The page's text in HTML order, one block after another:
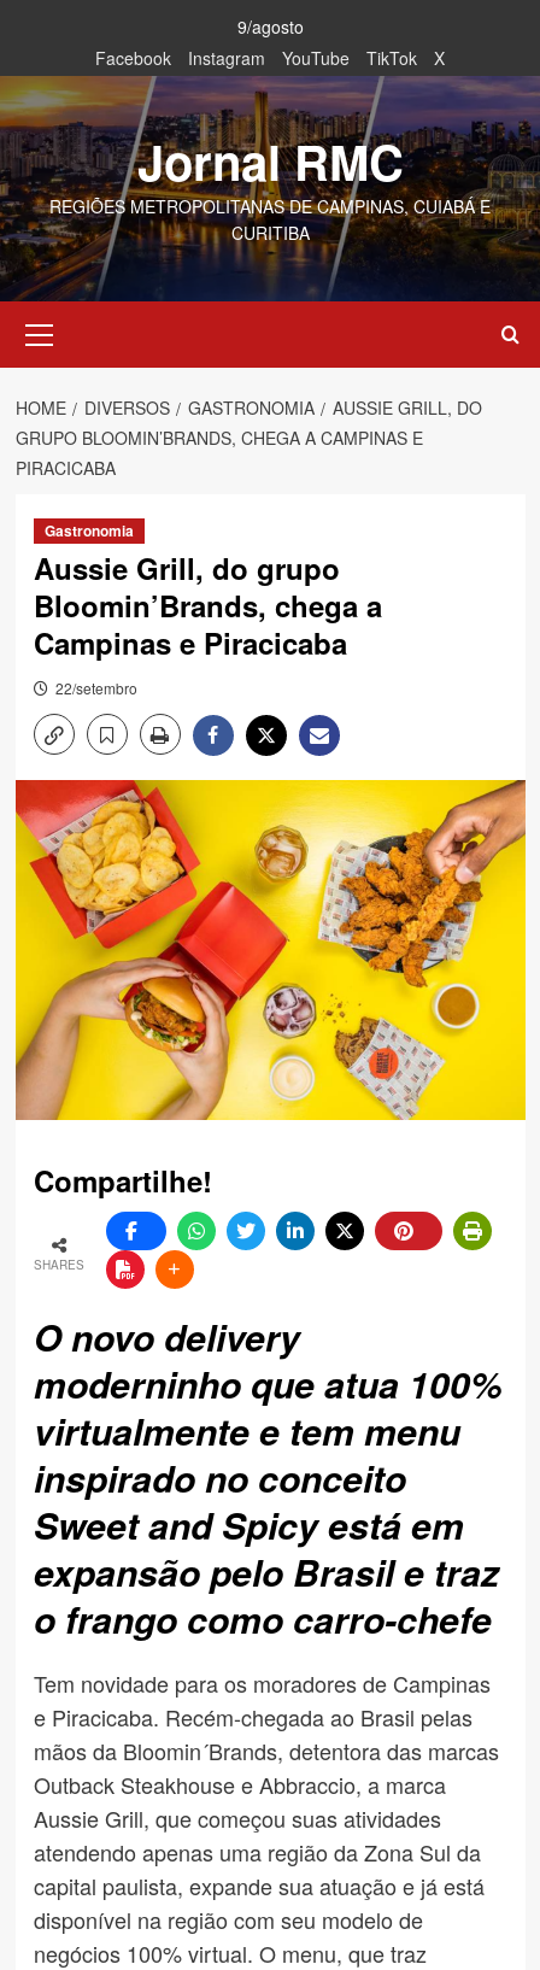
content
9/agosto
Facebook
Instagram YouTube TikTok X
Jornal RMC
REGIÕES METROPOLITANAS DE CAMPINAS, CUIABÁ E
CURITIBA
Menu
HOME DIVERSOS GASTRONOMIA
AUSSIE GRILL, DO
GRUPO BLOOMIN’BRANDS, CHEGA A CAMPINAS E
PIRACICABA
Gastronomia
Aussie Grill, do grupo
Bloomin’Brands, chega a
Campinas e Piracicaba
22/setembro
Compartilhe!
SHARES
O novo delivery
moderninho que atua 100%
virtualmente e tem menu
inspirado no conceito
Sweet and Spicy está em
expansão pelo Brasil e traz
o frango como carro-chefe
Tem novidade para os moradores de Campinas
e Piracicaba. Recém-chegada ao Brasil pelas
mãos da Bloomin´Brands, detentora das marcas
Outback Steakhouse e Abbraccio, a marca
Aussie Grill, que começou suas atividades
atendendo apenas uma região da Zona Sul da
capital paulista, expande sua atuação e já está
disponível na região com seu modelo de
negócios 100% virtual. O menu, que traz